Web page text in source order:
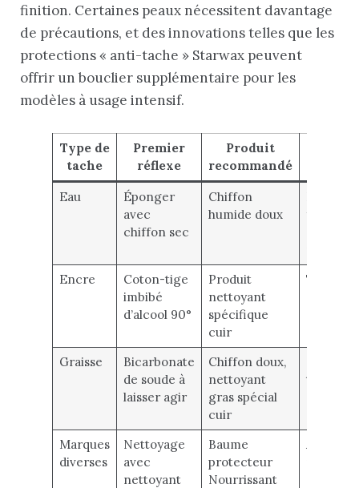
finition. Certaines peaux nécessitent davantage
de précautions, et des innovations telles que les
protections « anti-tache » Starwax peuvent
offrir un bouclier supplémentaire pour les
modèles à usage intensif.
Type de
tache
Premier
réflexe
Produit
recommandé
Eau
Éponger
avec
chiffon sec
Chiffon
humide doux
Encre
Coton-tige
imbibé
d’alcool 90°
Produit
nettoyant
spécifique
cuir
Test
Graisse
Bicarbonate
de soude à
laisser agir
Chiffon doux,
nettoyant
gras spécial
cuir
trop fort
Marques
diverses
Nettoyage
avec
nettoyant
Baume
protecteur
Nourrissant